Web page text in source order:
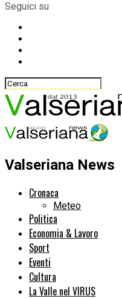
Seguici su
Valseriana News
Cronaca
Meteo
Politica
Economia & Lavoro
Sport
Eventi
Cultura
La Valle nel VIRUS